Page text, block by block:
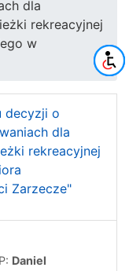
dla
rekreacyjnej
w
decyzji o
dla
rekreacyjnej
Zarzecze"
Daniel